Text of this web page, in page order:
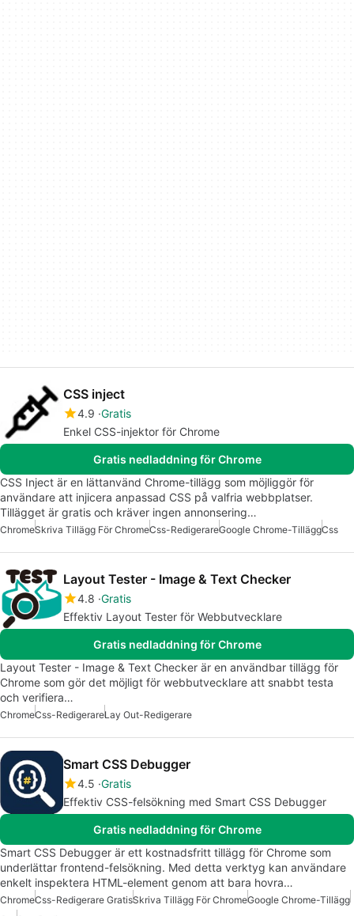
CSS inject
4.9 Gratis
Enkel CSS-injektor för Chrome
Gratis nedladdning för Chrome
CSS Inject är en lättanvänd Chrome-tillägg som möjliggör för
användare att injicera anpassad CSS på valfria webbplatser.
Tillägget är gratis och kräver ingen annonsering…
ChromeSkriva Tillägg För ChromeCss-RedigerareGoogle Chrome-TilläggCss
Layout Tester - Image & Text Checker
4.8 Gratis
Effektiv Layout Tester för Webbutvecklare
Gratis nedladdning för Chrome
Layout Tester - Image & Text Checker är en användbar tillägg för
Chrome som gör det möjligt för webbutvecklare att snabbt testa
och verifiera…
ChromeCss-RedigerareLay Out-Redigerare
Smart CSS Debugger
4.5 Gratis
Effektiv CSS-felsökning med Smart CSS Debugger
Gratis nedladdning för Chrome
Smart CSS Debugger är ett kostnadsfritt tillägg för Chrome som
underlättar frontend-felsökning. Med detta verktyg kan användare
enkelt inspektera HTML-element genom att bara hovra…
ChromeCss-Redigerare GratisSkriva Tillägg För ChromeGoogle Chrome-Tillägg